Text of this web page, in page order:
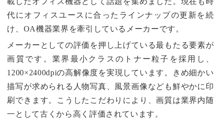
代にオフィスユースに合ったラインナップの更新を続
け、OA機器業界を牽引しているメーカーです。
メーカーとしての評価を押し上げている最もたる要素が
画質です。業界最小クラスのトナー粒子を採用し、
1200×2400dpiの高解像度を実現しています。きめ細かい
描写が求められる人物写真、風景画像なども鮮やかに印
刷できます。こうしたこだわりにより、画質は業界内随
一として古くから高く評価されています。